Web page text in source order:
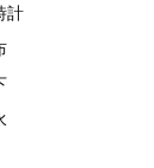
計